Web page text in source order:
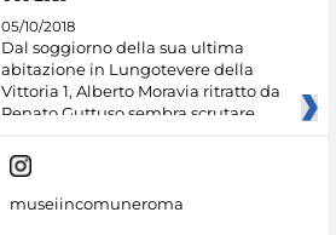
05/10/2018
Dal soggiorno della sua ultima
abitazione in Lungotevere della
Vittoria 1, Alberto Moravia ritratto da
Renato Guttuso sembra scrutare
museiincomuneroma